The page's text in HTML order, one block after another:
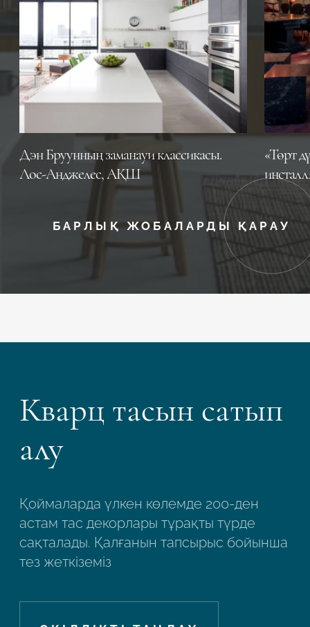
Дэн Бруунның заманауи классикасы.
Лос-Анджелес, АҚШ
«Төрт
БАРЛЫҚ ЖОБАЛАРДЫ ҚАРАУ
Кварц тасын сатып
алу
Қоймаларда үлкен көлемде 200-ден
астам тас декорлары тұрақты түрде
сақталады. Қалғанын тапсырыс бойынша
тез жеткіземіз